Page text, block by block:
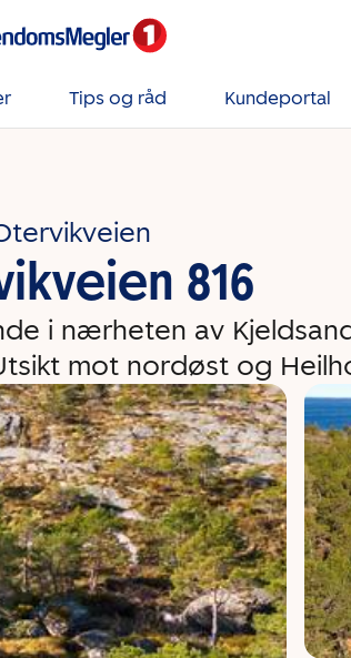
Tips og råd Kundeportal
816
i nærheten av
mot nordøst og